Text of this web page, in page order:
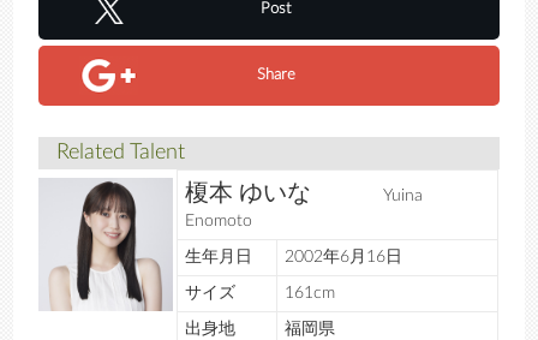
Post
Share
Related Talent
榎本 ゆいな
Yuina
Enomoto
生年月日 2002年6月16日
サイズ 161cm
出身地 福岡県